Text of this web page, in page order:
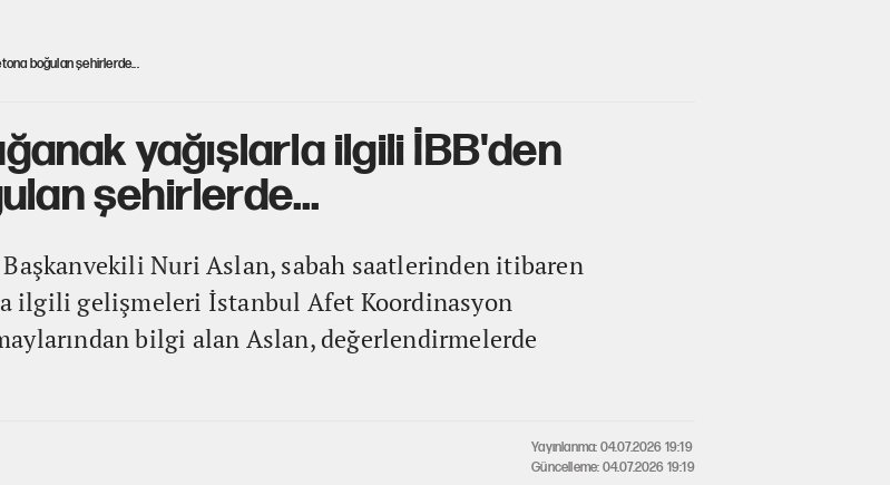
boğulan şehirlerde...
yağışlarla ilgili İBB'den
şehirlerde...
Nuri Aslan, sabah saatlerinden itibaren
ilgili gelişmeleri İstanbul Afet Koordinasyon
bilgi alan Aslan, değerlendirmelerde
Yayınlanma: 04.07.2026 19:19
Güncelleme: 04.07.2026 19:19